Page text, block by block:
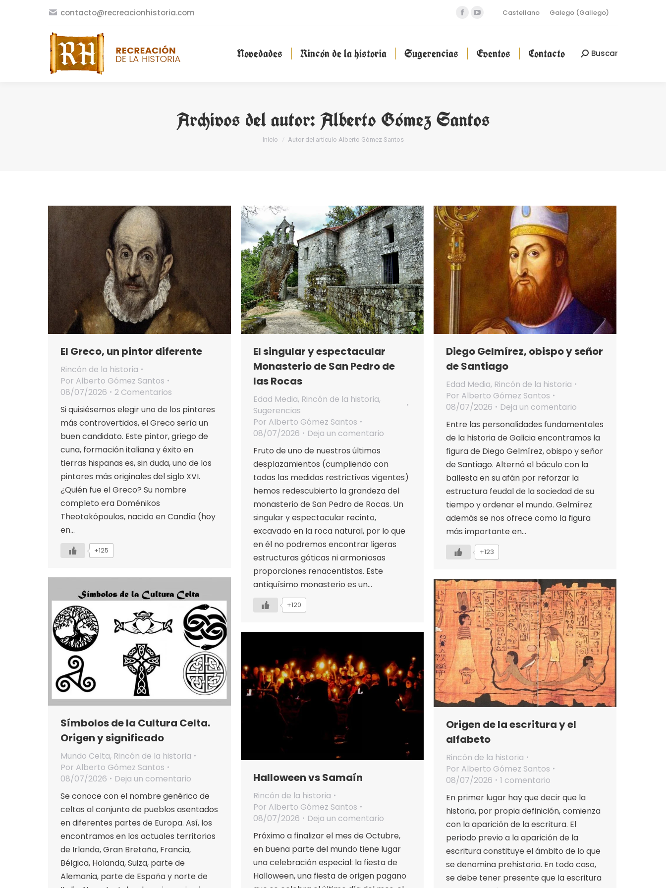
contacto@recreacionhistoria.com
Facebook
in
YouTube
in
Castellano Galego (Gallego)
Novedades Rincón de la historia Sugerencias Eventos Contacto Buscar:
Buscar
Archivos del autor:Alberto Gómez Santos
Estás aquí:
Inicio Autor del artículo Alberto Gómez Santos
El Greco, un pintor diferente
Rincón de la historia
Por Alberto Gómez Santos
08/07/2026
2 Comentarios
Si quisiésemos elegir uno de los pintores
más controvertidos, el Greco sería un
buen candidato. Este pintor, griego de
cuna, formación italiana y éxito en
tierras hispanas es, sin duda, uno de los
pintores más originales del siglo XVI.
¿Quién fue el Greco? Su nombre
completo era Doménikos
Theotokópoulos, nacido en Candía (hoy
en…
+125
El singular y espectacular
Monasterio de San Pedro de
las Rocas
Edad Media, Rincón de la historia,
Sugerencias
Por Alberto Gómez Santos
08/07/2026
Deja un comentario
Fruto de uno de nuestros últimos
desplazamientos (cumpliendo con
todas las medidas restrictivas vigentes)
hemos redescubierto la grandeza del
monasterio de San Pedro de Rocas. Un
singular y espectacular recinto,
excavado en la roca natural, por lo que
en él no podremos encontrar ligeras
estructuras góticas ni armoniosas
proporciones renacentistas. Este
antiquísimo monasterio es un…
+120
Diego Gelmírez, obispo y señor
de Santiago
Edad Media, Rincón de la historia
Por Alberto Gómez Santos
08/07/2026
Deja un comentario
Entre las personalidades fundamentales
de la historia de Galicia encontramos la
figura de Diego Gelmírez, obispo y señor
de Santiago. Alternó el báculo con la
ballesta en su afán por reforzar la
estructura feudal de la sociedad de su
tiempo y ordenar el mundo. Gelmírez
además se nos ofrece como la figura
más importante en…
+123
Símbolos de la Cultura Celta.
Origen y significado
Mundo Celta, Rincón de la historia
Por Alberto Gómez Santos
08/07/2026
Deja un comentario
Se conoce con el nombre genérico de
celtas al conjunto de pueblos asentados
en diferentes partes de Europa. Así, los
encontramos en los actuales territorios
de Irlanda, Gran Bretaña, Francia,
Bélgica, Holanda, Suiza, parte de
Alemania, parte de España y norte de
Origen de la escritura y el
alfabeto
Rincón de la historia
Por Alberto Gómez Santos
08/07/2026
1 comentario
En primer lugar hay que decir que la
historia, por propia definición, comienza
con la aparición de la escritura. El
periodo previo a la aparición de la
escritura constituye el ámbito de lo que
se denomina prehistoria. En todo caso,
se debe tener presente que la escritura
Halloween vs Samaín
Rincón de la historia
Por Alberto Gómez Santos
08/07/2026
Deja un comentario
Próximo a finalizar el mes de Octubre,
en buena parte del mundo tiene lugar
una celebración especial: la fiesta de
Halloween, una fiesta de origen pagano
Novedades Rincón de la historia Sugerencias Eventos Contacto Buscar